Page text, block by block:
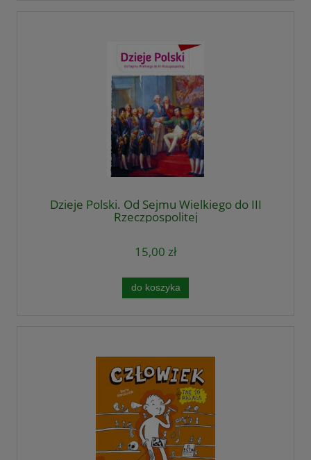
Dzieje Polski. Od Sejmu Wielkiego do III
Rzeczpospolitej
15,00 zł
do koszyka